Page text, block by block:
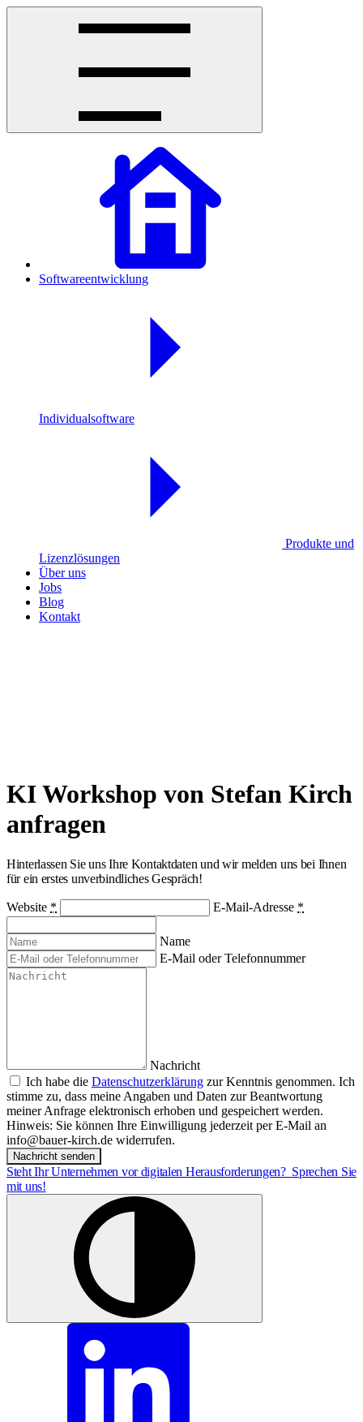
Softwareentwicklung
Individualsoftware
Produkte und
Lizenzlösungen
Über uns
Jobs
Blog
Kontakt
KI Workshop von Stefan Kirch
anfragen
Hinterlassen Sie uns Ihre Kontaktdaten und wir melden uns bei Ihnen
für ein erstes unverbindliches Gespräch!
Website * E-Mail-Adresse *
Name
E-Mail oder Telefonnummer
Nachricht
Ich habe die Datenschutzerklärung zur Kenntnis genommen. Ich
stimme zu, dass meine Angaben und Daten zur Beantwortung
meiner Anfrage elektronisch erhoben und gespeichert werden.
Hinweis: Sie können Ihre Einwilligung jederzeit per E-Mail an
info@bauer-kirch.de widerrufen.
Nachricht senden
Steht Ihr Unternehmen vor digitalen Herausforderungen? Sprechen Sie
mit uns!